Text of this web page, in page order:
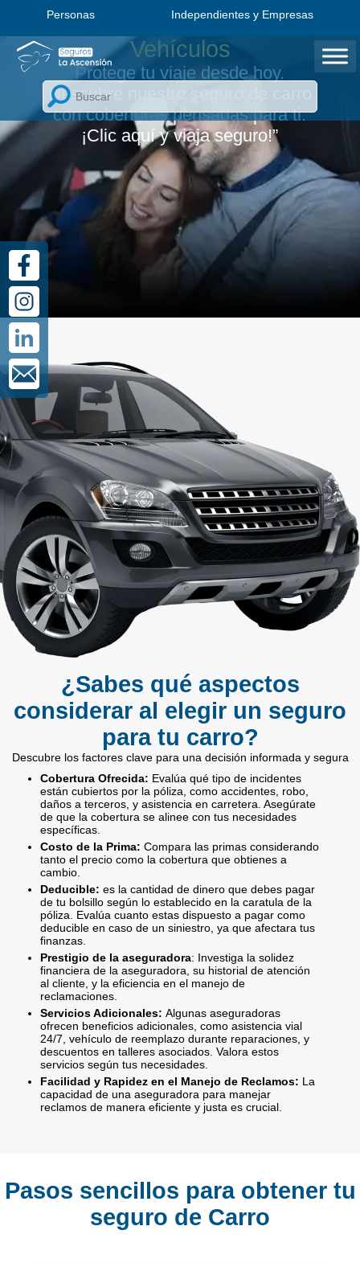
Personas Independientes y Empresas
Vehículos
Protege tu viaje desde hoy.
Descubre nuestro seguro de carro
con coberturas pensadas para ti.
¡Clic aquí y viaja seguro!”
¿Sabes qué aspectos
considerar al elegir un seguro
para tu carro?
Descubre los factores clave para una decisión informada y segura
Cobertura Ofrecida: Evalúa qué tipo de incidentes
están cubiertos por la póliza, como accidentes, robo,
daños a terceros, y asistencia en carretera. Asegúrate
de que la cobertura se alinee con tus necesidades
específicas.
Costo de la Prima: Compara las primas considerando
tanto el precio como la cobertura que obtienes a
cambio.
Deducible: es la cantidad de dinero que debes pagar
de tu bolsillo según lo establecido en la caratula de la
póliza. Evalúa cuanto estas dispuesto a pagar como
deducible en caso de un siniestro, ya que afectara tus
finanzas.
Prestigio de la aseguradora: Investiga la solidez
financiera de la aseguradora, su historial de atención
al cliente, y la eficiencia en el manejo de
reclamaciones.
Servicios Adicionales: Algunas aseguradoras
ofrecen beneficios adicionales, como asistencia vial
24/7, vehículo de reemplazo durante reparaciones, y
descuentos en talleres asociados. Valora estos
servicios según tus necesidades.
Facilidad y Rapidez en el Manejo de Reclamos: La
capacidad de una aseguradora para manejar
reclamos de manera eficiente y justa es crucial.
Pasos sencillos para obtener tu
seguro de Carro